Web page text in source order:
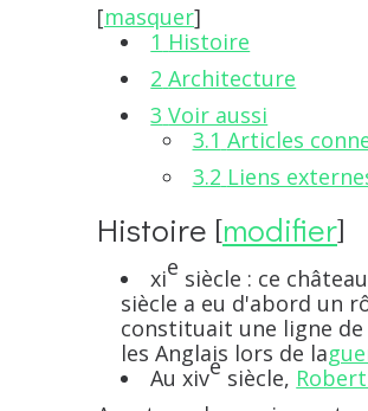
[masquer]
1 Histoire
2 Architecture
3 Voir aussi
3.1 Articles
3.2 Liens
Histoire [modifier]
xie siècle : ce
siècle a eu d'abord un
constituait une ligne
les Anglais lors de la
Auxive siècle,